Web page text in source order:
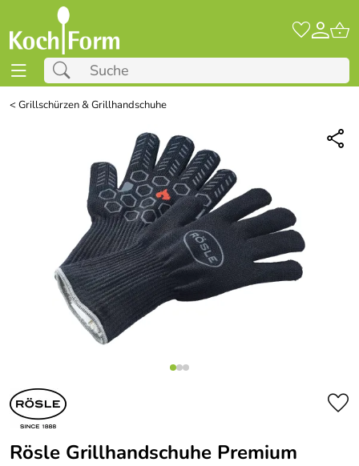
<Grillschürzen & Grillhandschuhe
Rösle Grillhandschuhe Premium